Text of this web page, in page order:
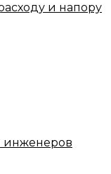
и напору
инженеров